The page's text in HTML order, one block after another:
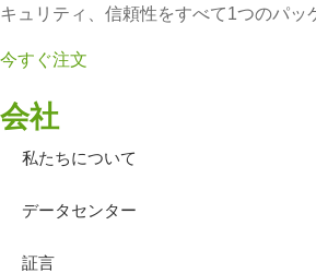
キュリティ、信頼性をすべて1つのパッ
今すぐ注文
会社
私たちについて
データセンター
証言